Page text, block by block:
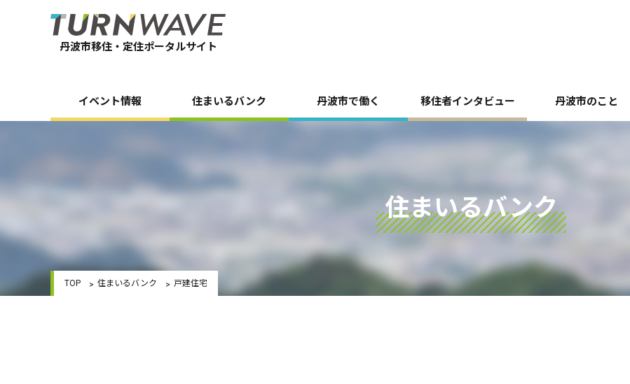
丹波市移住・定住ポータルサイト
イベント情報 住まいるバンク 丹波市で働く 移住者インタビュー 丹波市のこと
住まいるバンク
TOP 住まいるバンク 戸建住宅